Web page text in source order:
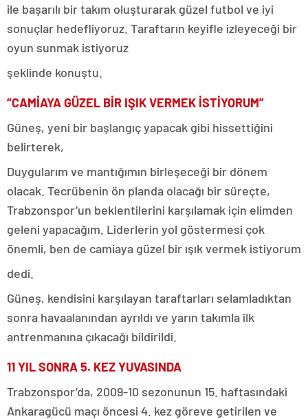
ile başarılı bir takım oluşturarak güzel futbol ve iyi
sonuçlar hedefliyoruz. Taraftarın keyifle izleyeceği bir
oyun sunmak istiyoruz
şeklinde konuştu.
“CAMİAYA GÜZEL BİR IŞIK VERMEK İSTİYORUM”
Güneş, yeni bir başlangıç yapacak gibi hissettiğini
belirterek,
Duygularım ve mantığımın birleşeceği bir dönem
olacak. Tecrübenin ön planda olacağı bir süreçte,
Trabzonspor’un beklentilerini karşılamak için elimden
geleni yapacağım. Liderlerin yol göstermesi çok
önemli, ben de camiaya güzel bir ışık vermek istiyorum
dedi.
Güneş, kendisini karşılayan taraftarları selamladıktan
sonra havaalanından ayrıldı ve yarın takımla ilk
antrenmanına çıkacağı bildirildi.
11 YIL SONRA 5. KEZ YUVASINDA
Trabzonspor’da, 2009-10 sezonunun 15. haftasındaki
Ankaragücü maçı öncesi 4. kez göreve getirilen ve